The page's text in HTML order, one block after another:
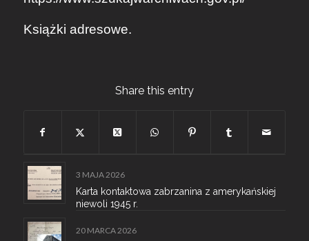
Książki adresowe.
Share this entry
3 MAJA 2026
Karta kontaktowa zabrzanina z amerykańskiej
niewoli 1945 r.
20 MARCA 2026